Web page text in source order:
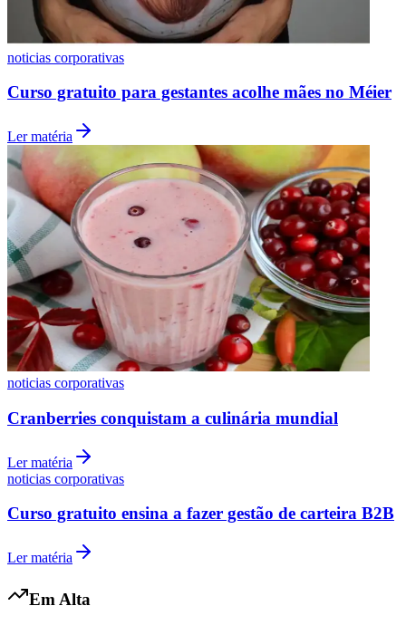
Grêmio
noticias corporativas
Curso gratuito para gestantes acolhe mães no Méier
Ler matéria
noticias corporativas
Cranberries conquistam a culinária mundial
Ler matéria
noticias corporativas
Curso gratuito ensina a fazer gestão de carteira B2B
Ler matéria
Em Alta